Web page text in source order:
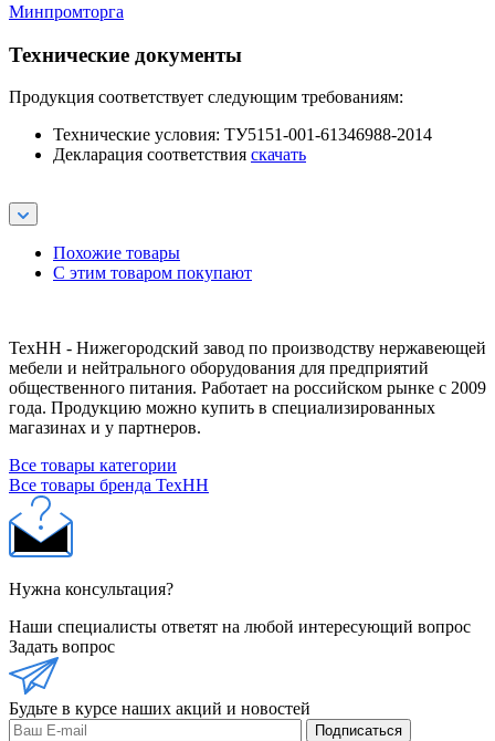
Минпромторга
Технические документы
Продукция соответствует следующим требованиям:
Технические условия: ТУ5151-001-61346988-2014
Декларация соответствия скачать
Похожие товары
С этим товаром покупают
ТехНН - Нижегородский завод по производству нержавеющей
мебели и нейтрального оборудования для предприятий
общественного питания. Работает на российском рынке с 2009
года. Продукцию можно купить в специализированных
магазинах и у партнеров.
Все товары категории
Все товары бренда ТехНН
Нужна консультация?
Наши специалисты ответят на любой интересующий вопрос
Задать вопрос
Будьте в курсе наших акций и новостей
Подписаться